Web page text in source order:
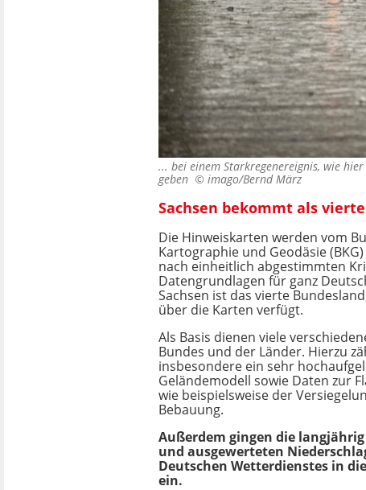
... bei einem Starkregenereignis, wie
geben © imago/Bernd März
Sachsen bekommt als
Die Hinweiskarten werden vom
Kartographie und Geodäsie
nach einheitlich abgestimmten
Datengrundlagen für ganz
Sachsen ist das vierte
über die Karten verfügt.
Als Basis dienen viele
Bundes und der Länder. Hierzu
insbesondere ein sehr
Geländemodell sowie Daten zur
wie beispielsweise der
Bebauung.
Außerdem gingen die
und ausgewerteten
Deutschen Wetterdienstes in
ein.